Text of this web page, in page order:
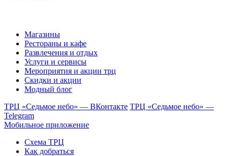
Магазины
Рестораны и кафе
Развлечения и отдых
Услуги и сервисы
Мероприятия и акции трц
Скидки и акции
Модный блог
ТРЦ «Седьмое небо» — ВКонтакте ТРЦ «Седьмое небо» —
Telegram
Мобильное приложение
Схема ТРЦ
Как добраться